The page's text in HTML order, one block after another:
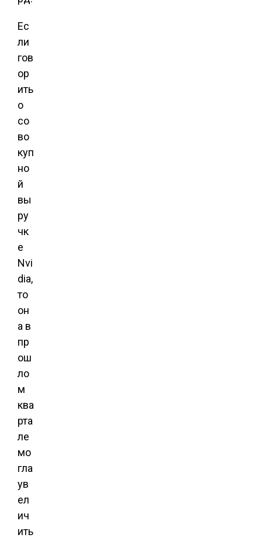
Ес
ли
гов
ор
ить
о
со
во
куп
но
й
вы
ру
чк
е
Nvi
dia,
то
он
а в
пр
ош
ло
м
ква
рта
ле
мо
гла
ув
ел
ич
ить